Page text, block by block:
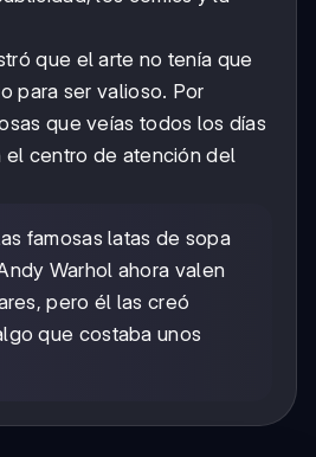
que el arte no tenía que
para ser valioso. Por
que veías todos los días
el centro de atención del
famosas latas de sopa
Warhol ahora valen
pero él las creó
que costaba unos